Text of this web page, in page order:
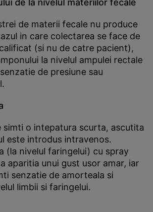
de la nivelul materiilor fecale
de materii fecale nu produce
in care colectarea se face de
(si nu de catre pacient),
la nivelul ampulei rectale
de presiune sau
simti o intepatura scurta, ascutita
este introdus intravenos.
(la nivelul faringelui) cu spray
aparitia unui gust usor amar, iar
senzatie de amorteala si
limbii si faringelui.